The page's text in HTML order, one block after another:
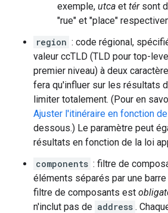
exemple, utca et térsont
"rue" et "place"
region : code régional,
valeur ccTLD (TLD pour top-
premier niveau) à deux
fera qu'influer sur les résultats
limiter totalement. (Pour en
Ajuster l'itinéraire en fonction
dessous.) Le paramètre peut
résultats en fonction de la loi
components : filtre de
éléments séparés par une
filtre de composants est
n'inclut pas de address .